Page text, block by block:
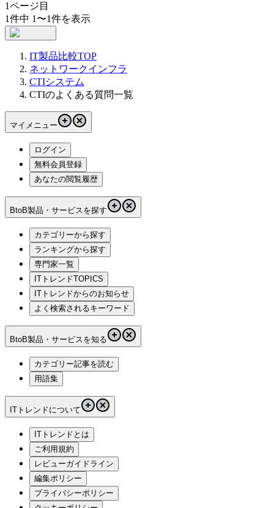
1ページ目
1件中 1 〜1件を表示
IT製品比較TOP
ネットワークインフラ
CTIシステム
CTIのよくある質問一覧
マイメニュー
ログイン
無料会員登録
あなたの閲覧履歴
BtoB製品・サービスを探す
カテゴリーから探す
ランキングから探す
専門家一覧
ITトレンドTOPICS
ITトレンドからのお知らせ
よく検索されるキーワード
BtoB製品・サービスを知る
カテゴリー記事を読む
用語集
ITトレンドについて
ITトレンドとは
ご利用規約
レビューガイドライン
編集ポリシー
プライバシーポリシー